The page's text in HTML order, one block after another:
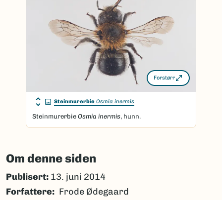
Forstørr
Steinmurerbie Osmia inermis
Steinmurerbie Osmia inermis, hunn.
Om denne siden
Publisert: 13. juni 2014
Forfattere
Frode Ødegaard